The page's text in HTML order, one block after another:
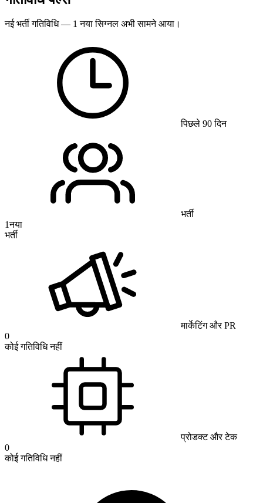
नई भर्ती गतिविधि — 1 नया सिग्नल अभी सामने आया।
पिछले 90 दिन
भर्ती
1नया
भर्ती
मार्केटिंग और PR
0
कोई गतिविधि नहीं
प्रोडक्ट और टेक
0
कोई गतिविधि नहीं